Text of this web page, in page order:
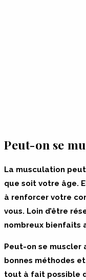
Peut-on se
La musculation
que soit votre âge.
à renforcer votre
vous. Loin d’être
nombreux bienfaits
Peut-on se muscler
bonnes méthodes
tout à fait possible